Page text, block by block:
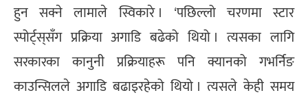
हुन सक्ने लामाले स्विकारे । ‘पछिल्लो चरणमा स्टार
स्पोर्ट्स्‌सँग प्रक्रिया अगाडि बढेको थियो । त्यसका लागि
सरकारका कानुनी प्रक्रियाहरू पनि क्यानको गभर्निङ
काउन्सिलले अगाडि बढाइरहेको थियो । त्यसले केही समय